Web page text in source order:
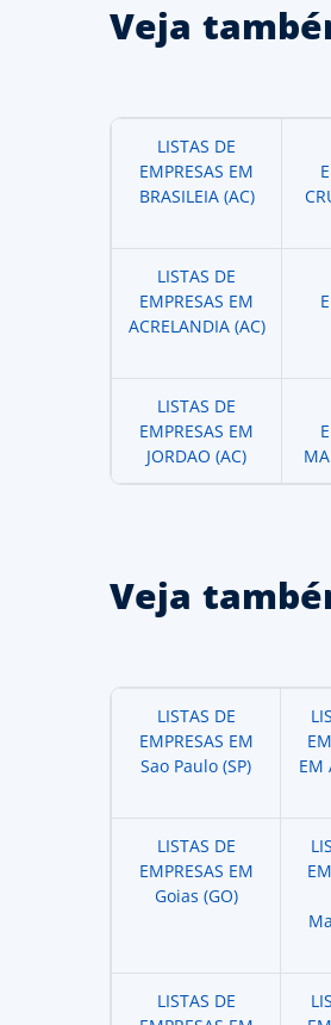
Veja
LISTAS DE
EMPRESAS EM
BRASILEIA (AC)
LISTAS DE
EMPRESAS EM
ACRELANDIA (AC)
LISTAS DE
EMPRESAS EM
JORDAO (AC)
Veja
LISTAS DE
EMPRESAS EM
Sao Paulo (SP)
EM
LISTAS DE
EMPRESAS EM
Goias (GO)
LISTAS DE